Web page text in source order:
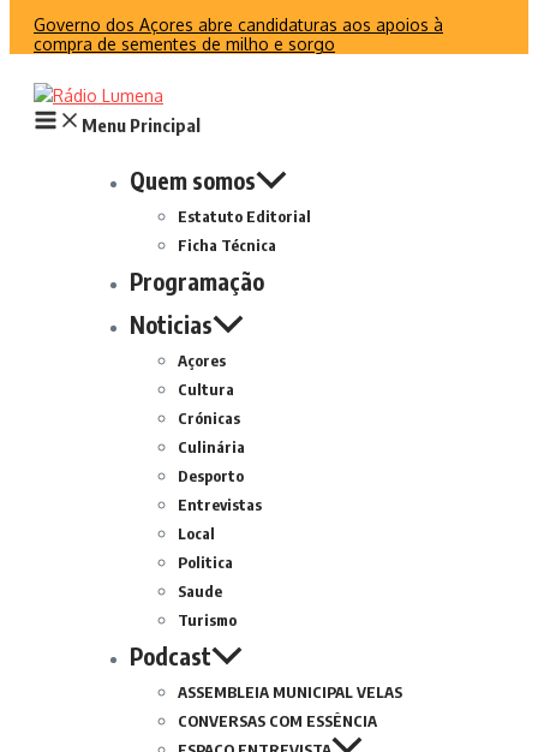
Governo dos Açores abre candidaturas aos apoios à
compra de sementes de milho e sorgo
Menu Principal
Quem somos
Estatuto Editorial
Ficha Técnica
Programação
Noticias
Açores
Cultura
Crónicas
Culinária
Desporto
Entrevistas
Local
Politica
Saude
Turismo
Podcast
ASSEMBLEIA MUNICIPAL VELAS
CONVERSAS COM ESSÊNCIA